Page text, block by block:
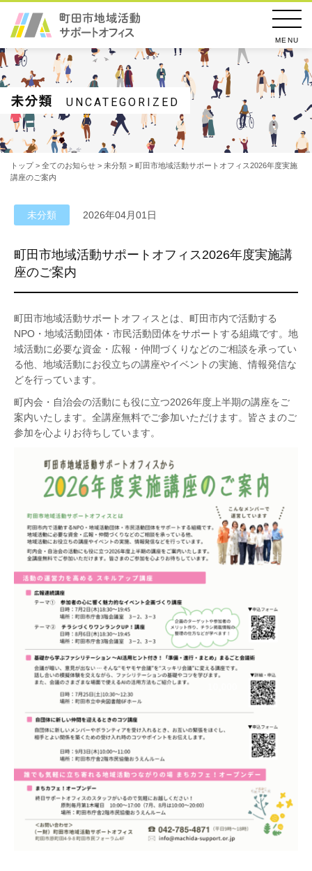
MENU
未分類 UNCATEGORIZED
トップ> 全てのお知らせ > 未分類 > 町田市地域活動サポートオフィス2026年度実施
講座のご案内
未分類 2026年04月01日
町田市地域活動サポートオフィス2026年度実施講
座のご案内
町田市地域活動サポートオフィスとは、町田市内で活動する
NPO・地域活動団体・市民活動団体をサポートする組織です。 地
域活動に必要な資金・広報・仲間づくりなどのご相談を承ってい
る他、 地域活動にお役立ちの講座やイベントの実施、情報発信な
どを行っています。
町内会・自治会の活動にも役に立つ2026年度上半期の講座をご
案内いたします。 全講座無料でご参加いただけます。皆さまのご
参加を心よりお待ちしています。